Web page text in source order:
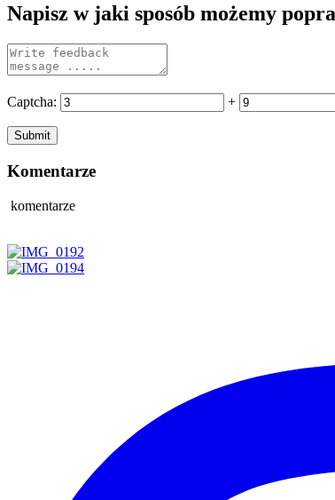
Napisz w jaki sposób możemy
Captcha: +
Komentarze
komentarze